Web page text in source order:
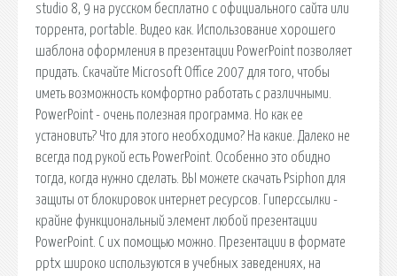
studio 8, 9 на русском бесплатно с официального сайта или
торрента, portable. Видео как. Использование хорошего
шаблона оформления в презентации PowerPoint позволяет
придать. Скачайте Microsoft Office 2007 для того, чтобы
иметь возможность комфортно работать с различными.
PowerPoint - очень полезная программа. Но как ее
установить? Что для этого необходимо? На какие. Далеко не
всегда под рукой есть PowerPoint. Особенно это обидно
тогда, когда нужно сделать. ВЫ можете скачать Psiphon для
защиты от блокировок интернет ресурсов. Гиперссылки -
крайне функциональный элемент любой презентации
PowerPoint. С их помощью можно. Презентации в формате
pptx широко используются в учебных заведениях, на